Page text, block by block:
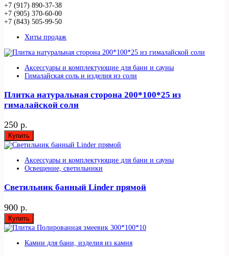
+7 (917) 890-37-38
+7 (905) 370-60-00
+7 (843) 505-99-50
Хиты продаж
Аксессуары и комплектующие для бани и сауны
Гималайская соль и изделия из соли
Плитка натуральная сторона 200*100*25 из
гималайской соли
250 р.
Купить
Аксессуары и комплектующие для бани и сауны
Освещение, светильники
Светильник банный Linder прямой
900 р.
Купить
Камни для бани, изделия из камня